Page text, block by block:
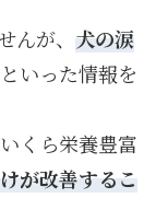
が、 犬の涙
いった情報を
くら栄養豊富
が改善するこ